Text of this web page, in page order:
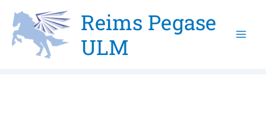
contenu
Reims Pegase
ULM